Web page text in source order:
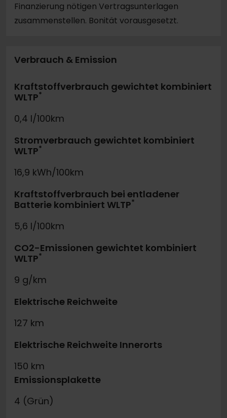
Finanzierung nötigen Vertragsunterlagen
zusammenstellen. Bonität vorausgesetzt.
Verbrauch & Emission
Kraftstoffverbrauch gewichtet kombiniert
WLTP*
0,4 l/100km
Stromverbrauch gewichtet kombiniert
WLTP*
16,9 kWh/100km
Kraftstoffverbrauch bei entladener
Batterie kombiniert WLTP*
5,6 l/100km
CO2-Emissionen gewichtet kombiniert
WLTP*
9 g/km
Elektrische Reichweite
127 km
Elektrische Reichweite Innerorts
150 km
Emissionsplakette
4 (Grün)